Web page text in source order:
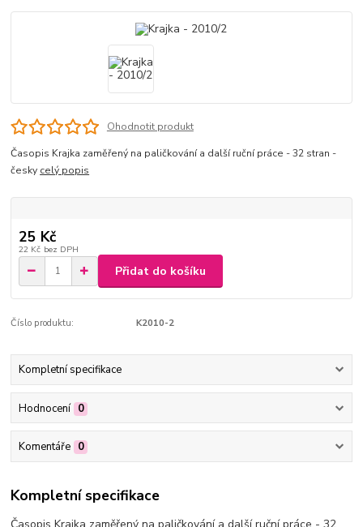
Ohodnotit produkt
Časopis Krajka zaměřený na paličkování a další ruční práce - 32 stran -
česky celý popis
25 Kč
22 Kč bez DPH
Přidat do košíku
Číslo produktu: K2010-2
Kompletní specifikace
Hodnocení 0
Komentáře 0
Kompletní specifikace